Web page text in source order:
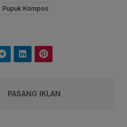
Pupuk Kompos
PASANG IKLAN